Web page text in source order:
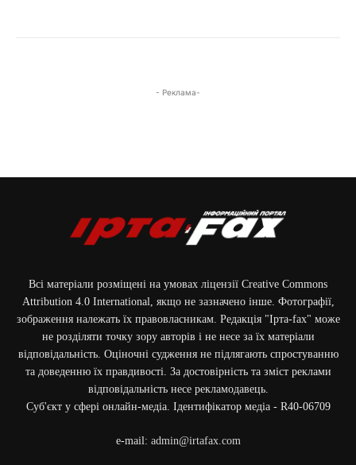
- Реклама-
Всі матеріали розміщені на умовах ліцензії Creative Commons
Attribution 4.0 International, якщо не зазначено інше. Фотографії,
зображення належать їх правовласникам. Редакція "Ірта-fax" може
не розділяти точку зору авторів і не несе за їх матеріали
відповідальність. Оціночні судження не підлягають спростуванню
та доведенню їх правдивості. За достовірність та зміст реклами
відповідальність несе рекламодавець.
Cуб'єкт у сфері онлайн-медіа. Ідентифікатор медіа - R40-06709
e-mail: admin@irtafax.com